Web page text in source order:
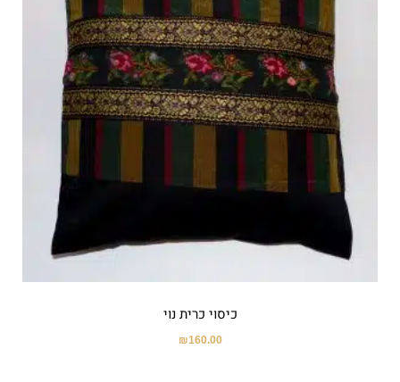
כיסוי כרית נוי
₪160.00